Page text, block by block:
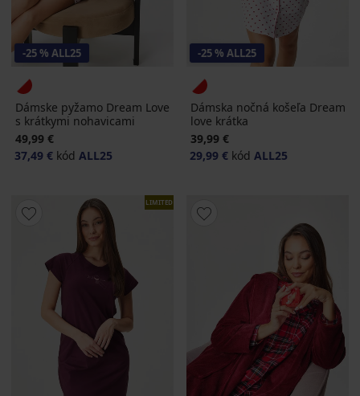
-25 % ALL25
Dámske pyžamo Dream Love
s krátkymi nohavicami
49,99 €
37,49 € kód ALL25
-25 % ALL25
Dámska nočná košeľa Dream
love krátka
39,99 €
29,99 € kód ALL25
LIMITED